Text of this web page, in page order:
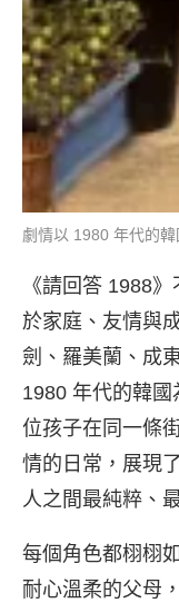
劇情以 1980 年代的
《請回答 1988
於家庭、友情與
劍、羅美蘭、成
1980 年代的韓
位孩子在同一條
情的日常，展現
人之間最純粹、
每個角色都栩栩
耐心溫柔的父母